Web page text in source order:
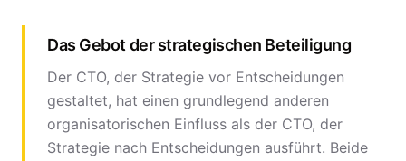
Das Gebot der strategischen Beteiligung
Der CTO, der Strategie vor Entscheidungen
gestaltet, hat einen grundlegend anderen
organisatorischen Einfluss als der CTO, der
Strategie nach Entscheidungen ausführt. Beide